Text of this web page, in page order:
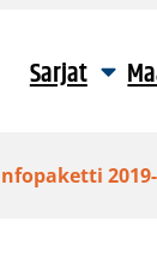
Sarjat